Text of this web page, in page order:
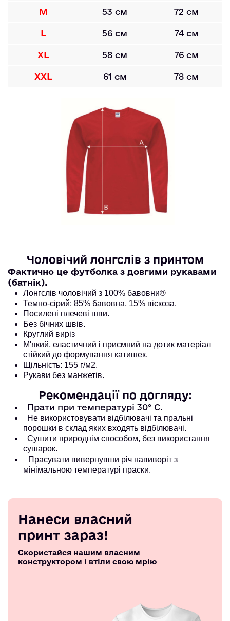
M 53 см 72 см
L 56 см 74 см
XL 58 см 76 см
XXL 61 см 78 см
Чоловічий лонгслів з принтом
Фактично це футболка з довгими рукавами
(батнік).
Лонгслів чоловічий з 100% бавовни®
Темно-сірий: 85% бавовна, 15% віскоза.
Посилені плечеві шви.
Без бічних швів.
Круглий виріз
М'який, еластичний і приємний на дотик матеріал
стійкий до формування катишек.
Щільність: 155 г/м2.
Рукави без манжетів.
Рекомендації по догляду:
Прати при температурі 30° С.
Не використовувати відбілювачі та пральні
порошки в склад яких входять відбілювачі.
Сушити природнім способом, без використання
сушарок.
Прасувати вивернувши річ навиворіт з
мінімальною температурі праски.
Нанеси власний
принт зараз!
Скористайся нашим власним
конструктором і втіли свою мрію